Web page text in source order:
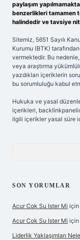
paylaşım
benzerlikleri tamamen
halindedir ve tavsiye
Sitemiz, 5651 Sayılı
Kurumu (BTK)
vermektedir. Bu
veya araştırma
yazdıkları içeriklerin
bu sorumluluğu kabul
Hukuka ve yasal
içerikleri,
ilgili içerikler yasal süre
SON YORUMLAR
Acur Cok Su Ister Mi için
Acur Cok Su Ister Mi için
Liderlik Yaklaşımları